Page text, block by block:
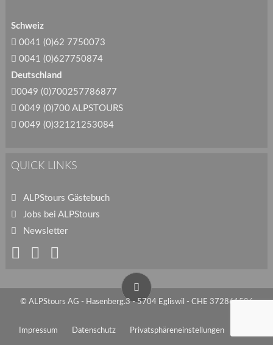
Schweiz
0041 (0)62 7750073
0041 (0)627750874
Deutschland
0049 (0)700257786877
0049 (0)700 ALPSTOURS
0049 (0)32121253084
QUICK LINKS
ALPStours Gästebuch
Jobs bei ALPStours
Newsletter
© ALPStours AG - Hasenberg.3 - 5704 Egliswil - CHE 372861586
Impressum Datenschutz Privatsphäreneinstellungen